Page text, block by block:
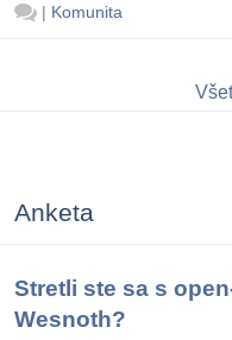
| Komunita
Anketa
Stretli ste sa s
Wesnoth?